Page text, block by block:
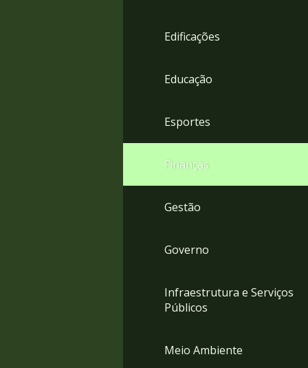
Edificações
Educação
Esportes
Finanças
Gestão
Governo
Infraestrutura e Serviços
Públicos
Meio Ambiente